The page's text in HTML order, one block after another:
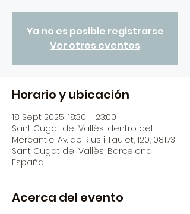
Ya no es posible registrarse
Ver otros eventos
Horario y ubicación
18 Sept 2025, 18:30 – 23:00
Sant Cugat del Vallès, dentro del
Mercantic, Av. de Rius i Taulet, 120, 08173
Sant Cugat del Vallès, Barcelona,
España
Acerca del evento